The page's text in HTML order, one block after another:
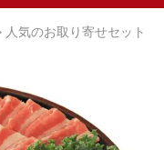
人気のお取り寄せセット